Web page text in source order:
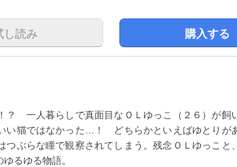
し読み 購入する
？ 一人暮らしで真面目なＯＬゆっこ（２６）が飼
い猫ではなかった…！ どちらかといえばゆとりが
つぶらな瞳で観察されてしまう。残念ＯＬゆっこと
るゆる物語。